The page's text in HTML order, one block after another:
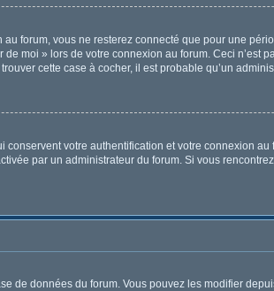
forum, vous ne resterez connecté que pour une
moi » lors de votre connexion au forum. Ceci
cette case à cocher, il est probable qu’un
votre authentification et votre connexion
par un administrateur du forum. Si vous
de données du forum. Vous pouvez les modifier